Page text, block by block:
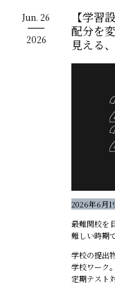
Jun. 26
2026
【学習
配分を
見える
2026年6月
最難関校を
難しい時期で
学校の提出物
学校ワーク。
定期テスト